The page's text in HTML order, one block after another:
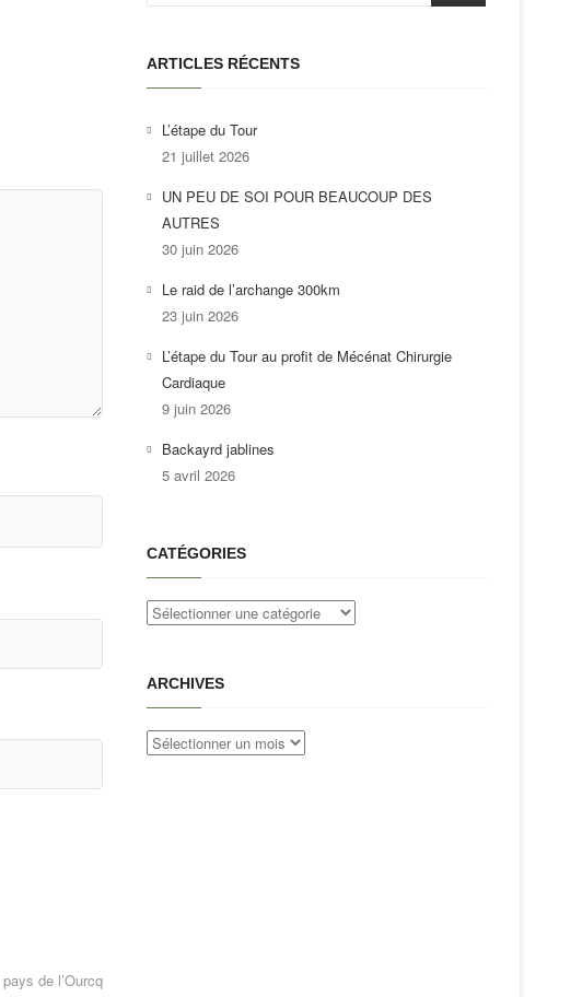
de l’Ourcq
ARTICLES RÉCENTS
L’étape du Tour
21 juillet 2026
UN PEU DE SOI POUR BEAUCOUP DES
AUTRES
30 juin 2026
Le raid de l’archange 300km
23 juin 2026
L’étape du Tour au profit de Mécénat Chirurgie
Cardiaque
9 juin 2026
Backayrd jablines
5 avril 2026
CATÉGORIES
Catégories
ARCHIVES
Archives